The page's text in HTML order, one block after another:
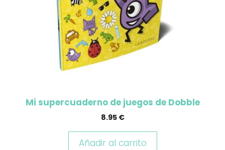
Mi supercuaderno de juegos de Dobble
8.95 €
Añadir al carrito